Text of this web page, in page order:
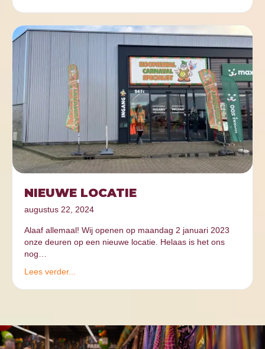
NIEUWE LOCATIE
augustus 22, 2024
Alaaf allemaal! Wij openen op maandag 2 januari 2023
onze deuren op een nieuwe locatie. Helaas is het ons
nog…
Lees verder...